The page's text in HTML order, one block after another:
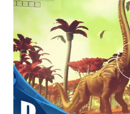
WYBIERZ SWOJĄ PLAYLISTĘ